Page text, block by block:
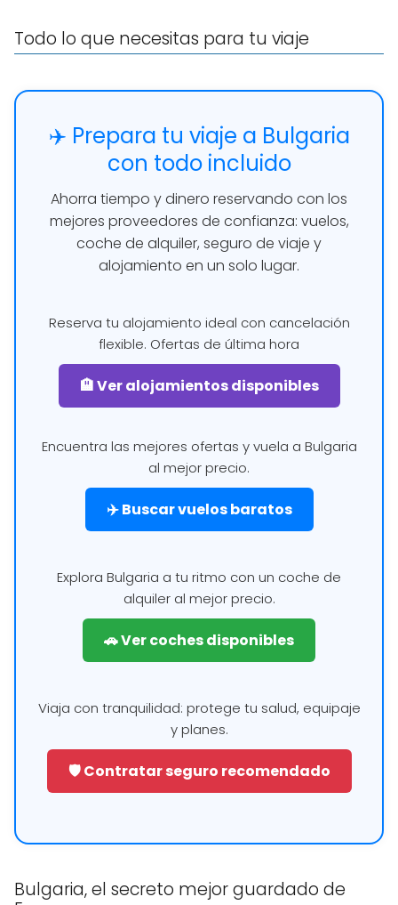
Todo lo que necesitas para tu viaje
✈️ Prepara tu viaje a Bulgaria
con todo incluido
Ahorra tiempo y dinero reservando con los
mejores proveedores de confianza: vuelos,
coche de alquiler, seguro de viaje y
alojamiento en un solo lugar.
Reserva tu alojamiento ideal con cancelación
flexible. Ofertas de última hora
🏨 Ver alojamientos disponibles
Encuentra las mejores ofertas y vuela a Bulgaria
al mejor precio.
✈️ Buscar vuelos baratos
Explora Bulgaria a tu ritmo con un coche de
alquiler al mejor precio.
🚗 Ver coches disponibles
Viaja con tranquilidad: protege tu salud, equipaje
y planes.
🛡️ Contratar seguro recomendado
Bulgaria, el secreto mejor guardado de